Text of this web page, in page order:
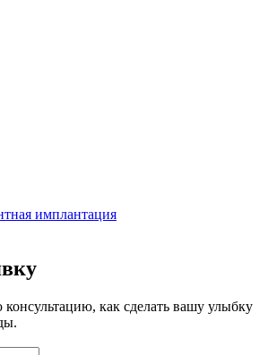
имплантация
как сделать вашу улыбку